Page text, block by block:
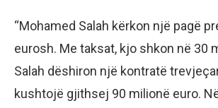
“Mohamed Salah kërkon një pagë
eurosh. Me taksat, kjo shkon në 30
Salah dëshiron një kontratë
kushtojë gjithsej 90 milionë euro.